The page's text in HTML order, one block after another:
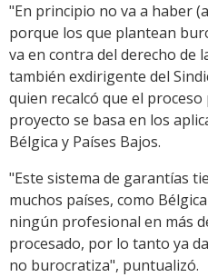
"En principio no va a haber
porque los que plantean
va en contra del derecho de
también exdirigente del
quien recalcó que el
proyecto se basa en los
Bélgica y Países Bajos.
"Este sistema de garantías
muchos países, como
ningún profesional en más
procesado, por lo tanto ya
no burocratiza", puntualizó.